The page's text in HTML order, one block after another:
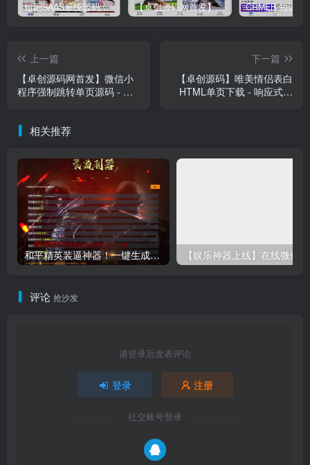
短剧SAAS系统源码｜多端分销+云存储+多租户架构 【卓创源码网首发】全开源视频打赏系统源码｜双模板+代理分站+易支付对接｜API全面修复｜站长盈利利器！​
上一篇
【卓创源码网首发】微信小
程序强制跳转单页源码 - 全
下一篇
【卓创源码】唯美情侣表白
HTML单页下载 - 响应式爱
相关推荐
和平精英装逼神器！一键生成彩色字体代码单页源码下载｜手机电脑即用-卓创源码网
评论 抢沙发
请登录后发表评论
登录 注册
社交账号登录